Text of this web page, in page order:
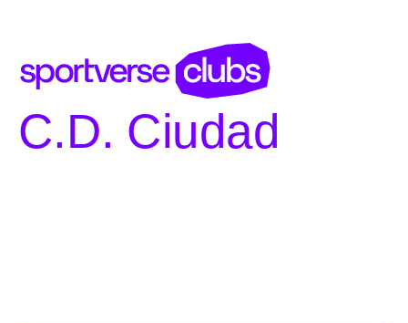
C.D. Ciudad